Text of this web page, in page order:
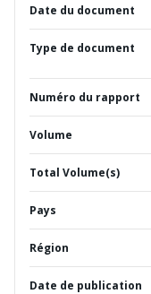
Date du document
Type de document
Numéro du rapport
Volume
Total Volume(s)
Pays
Région
Date de publication